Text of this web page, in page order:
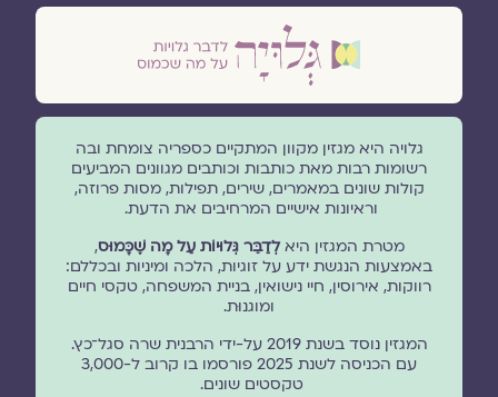
גלויה היא מגזין מקוון המתקיים כספריה צומחת ובה
רשומות רבות מאת כותבות וכותבים מגוונים המביעים
קולות שונים במאמרים, שירים, תפילות, מסות פרוזה,
וראיונות אישיים המרחיבים את הדעת.
מטרת המגזין היאלְדַבֵּר גְּלוּיוֹת עַל מָה שֶׁכָּמוּס,
באמצעות הנגשת ידע על זוגיות, הלכה ומיניות ובכללם:
רווקות, אירוסין, חיי נישואין, בניית המשפחה, טקסי חיים
ומוגנוּת.
המגזין נוסד בשנת 2019 על-ידי הרבנית שרה סגל־כץ.
עם הכניסה לשנת 2025 פורסמו בו קרוב ל-3,000
טקסטים שונים.